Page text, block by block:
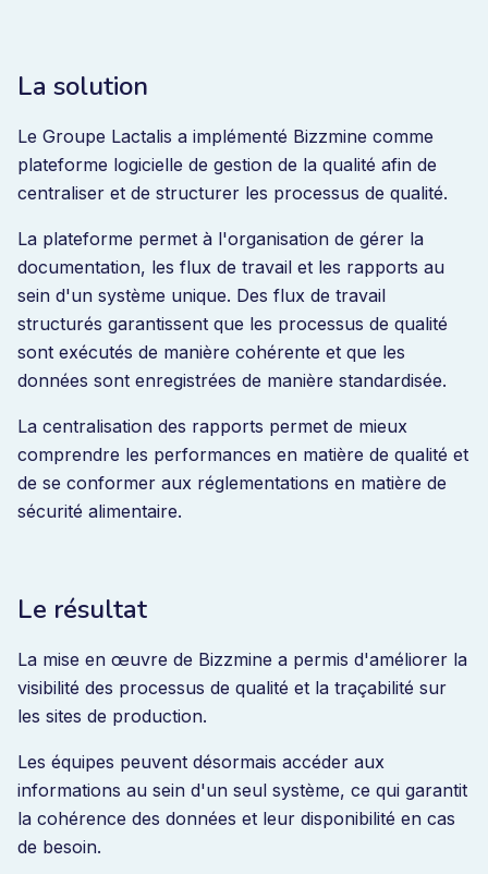
La solution
Le Groupe Lactalis a implémenté Bizzmine comme
plateforme logicielle de gestion de la qualité afin de
centraliser et de structurer les processus de qualité.
La plateforme permet à l'organisation de gérer la
documentation, les flux de travail et les rapports au
sein d'un système unique. Des flux de travail
structurés garantissent que les processus de qualité
sont exécutés de manière cohérente et que les
données sont enregistrées de manière standardisée.
La centralisation des rapports permet de mieux
comprendre les performances en matière de qualité et
de se conformer aux réglementations en matière de
sécurité alimentaire.
Le résultat
La mise en œuvre de Bizzmine a permis d'améliorer la
visibilité des processus de qualité et la traçabilité sur
les sites de production.
Les équipes peuvent désormais accéder aux
informations au sein d'un seul système, ce qui garantit
la cohérence des données et leur disponibilité en cas
de besoin.